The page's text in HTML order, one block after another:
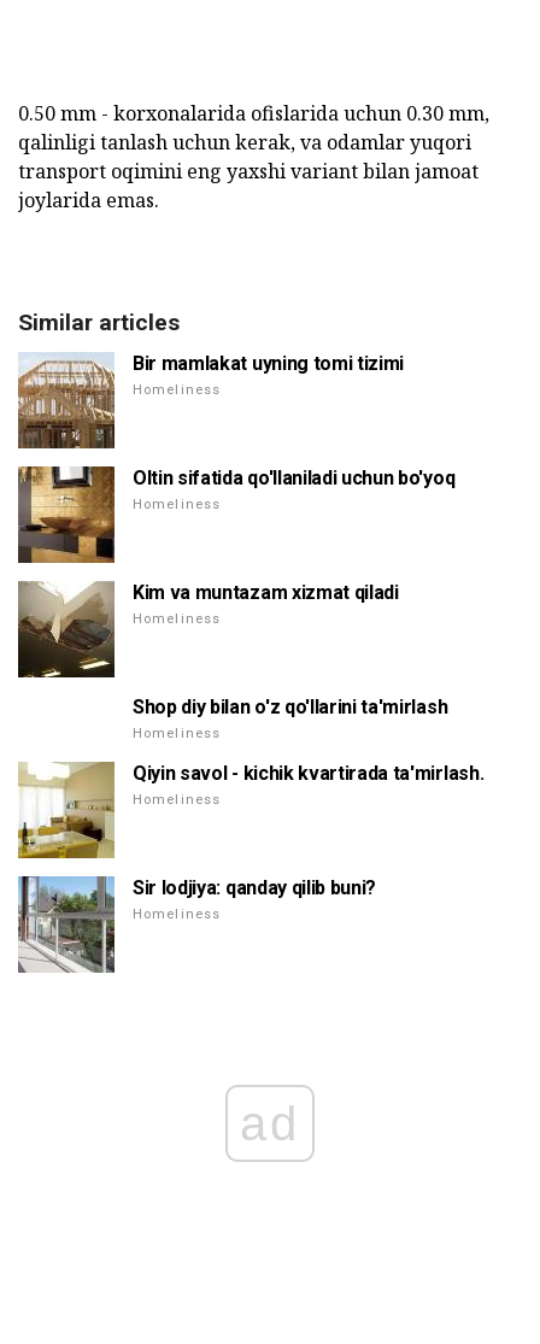
0.50 mm - korxonalarida ofislarida uchun 0.30 mm,
qalinligi tanlash uchun kerak, va odamlar yuqori
transport oqimini eng yaxshi variant bilan jamoat
joylarida emas.
Similar articles
Bir mamlakat uyning tomi tizimi
Homeliness
Oltin sifatida qo'llaniladi uchun bo'yoq
Homeliness
Kim va muntazam xizmat qiladi
Homeliness
Shop diy bilan o'z qo'llarini ta'mirlash
Homeliness
Qiyin savol - kichik kvartirada ta'mirlash.
Homeliness
Sir lodjiya: qanday qilib buni?
Homeliness
ad